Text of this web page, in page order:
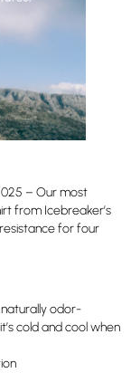
– Our most
from Icebreaker’s
for four
naturally odor-
cold and cool when